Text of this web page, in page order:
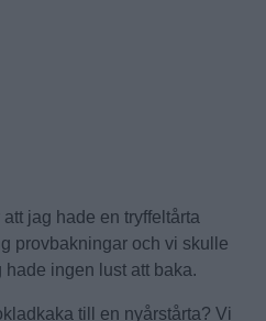
jag hade en tryffeltårta
provbakningar och vi skulle
hade ingen lust att baka.
till en nyårstårta? Vi